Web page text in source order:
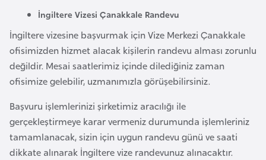
İngiltere Vizesi Çanakkale Randevu
İngiltere vizesine başvurmak için Vize Merkezi Çanakkale
ofisimizden hizmet alacak kişilerin randevu alması zorunlu
değildir. Mesai saatlerimiz içinde dilediğiniz zaman
ofisimize gelebilir, uzmanımızla görüşebilirsiniz.
Başvuru işlemlerinizi şirketimiz aracılığı ile
gerçekleştirmeye karar vermeniz durumunda işlemleriniz
tamamlanacak, sizin için uygun randevu günü ve saati
dikkate alınarak İngiltere vize randevunuz alınacaktır.
u
l
g
a
r
i
s
t